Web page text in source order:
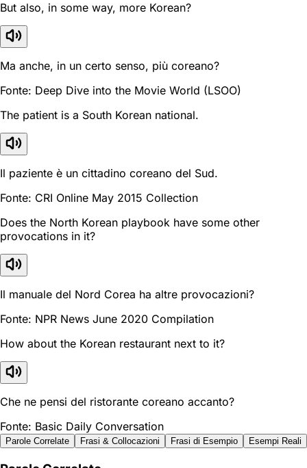
But also, in some way, more Korean?
Ma anche, in un certo senso, più coreano?
Fonte: Deep Dive into the Movie World (LSOO)
The patient is a South Korean national.
Il paziente è un cittadino coreano del Sud.
Fonte: CRI Online May 2015 Collection
Does the North Korean playbook have some other
provocations in it?
Il manuale del Nord Corea ha altre provocazioni?
Fonte: NPR News June 2020 Compilation
How about the Korean restaurant next to it?
Che ne pensi del ristorante coreano accanto?
Fonte: Basic Daily Conversation
Parole Correlate Frasi & Collocazioni Frasi di Esempio Esempi Reali